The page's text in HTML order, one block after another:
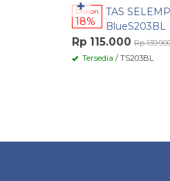
Diskon
18%
TAS
BlueS203BL
Rp 115.000 Rp
Tersedia / TS203BL
✚